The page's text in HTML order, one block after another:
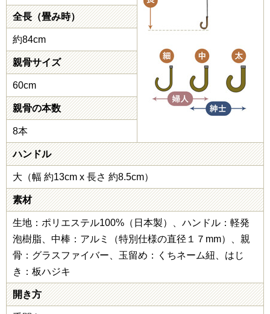
全長（畳み時）
約84cm
親骨サイズ
60cm
親骨の本数
8本
ハンドル
大（幅 約13cm x 長さ 約8.5cm）
素材
生地：ポリエステル100%（日本製）、ハンドル：軽発
泡樹脂、中棒：アルミ（特別仕様の直径１７mm）、親
骨：グラスファイバー、玉留め：くちネーム紐、はじ
き：板ハジキ
開き方